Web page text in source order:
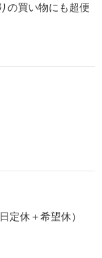
の買い物にも超便
定休＋希望休）